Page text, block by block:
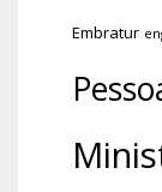
Embratur